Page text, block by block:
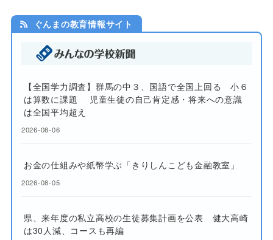
ぐんまの教育情報サイト
【全国学力調査】群馬の中３、国語で全国上回る 小６
は算数に課題 児童生徒の自己肯定感・将来への意識
は全国平均超え
2026-08-06
お金の仕組みや紙幣学ぶ「きりしんこども金融教室」
2026-08-05
県、来年度の私立高校の生徒募集計画を公表 健大高崎
は30人減、コースも再編